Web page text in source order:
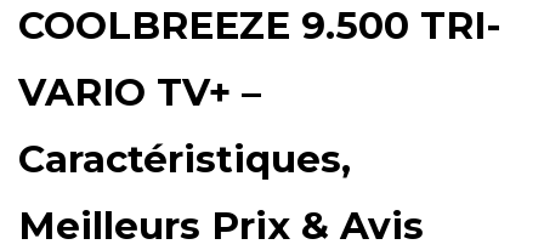
COOLBREEZE 9.500 TRI-
VARIO TV+ –
Caractéristiques,
Meilleurs Prix & Avis